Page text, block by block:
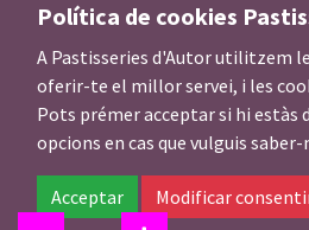
Farcit dolç lioneses
9,00€
Política de cookies
A Pastisseries d'Autor utilitzem
oferir-te el millor servei, i les
Pots prémer acceptar si hi estàs
opcions en cas que vulguis saber-
Acceptar Modificar